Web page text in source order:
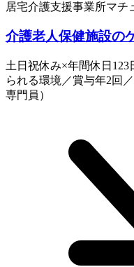
居宅介護支援事業所マチ
介護老人保健施設の
土日祝休み×年間休日
られる環境／賞与年2回
専門員）